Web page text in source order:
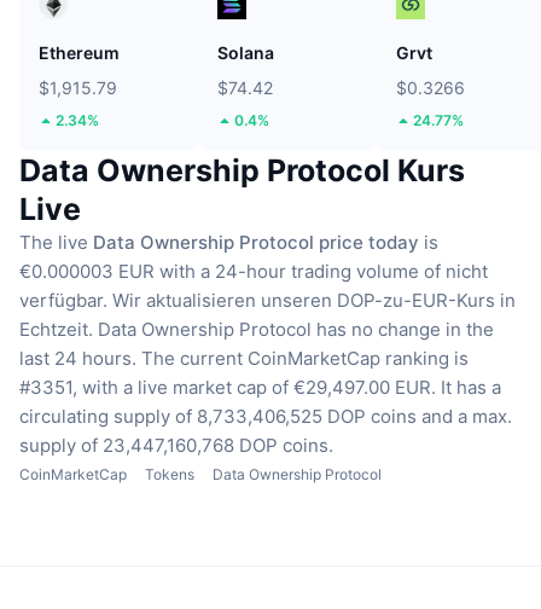
Ethereum
$1,915.79
2.34%
Solana
$74.42
0.4%
Grvt
$0.3266
24.77%
Data Ownership Protocol Kurs
Live
The live Data Ownership Protocol price today is
€0.000003 EUR with a 24-hour trading volume of nicht
verfügbar. Wir aktualisieren unseren DOP-zu-EUR-Kurs in
Echtzeit. Data Ownership Protocol has no change in the
last 24 hours. The current CoinMarketCap ranking is
#3351, with a live market cap of €29,497.00 EUR. It has a
circulating supply of 8,733,406,525 DOP coins and a max.
supply of 23,447,160,768 DOP coins.
CoinMarketCap Tokens Data Ownership Protocol